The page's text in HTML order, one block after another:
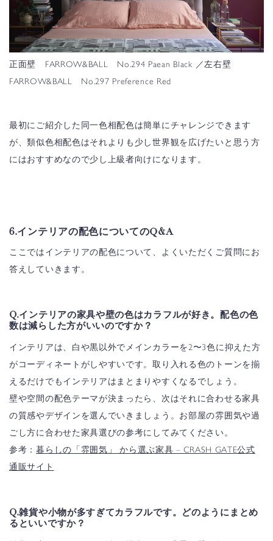
正面壁 FARROW&BALL No.294 Paean Black ／左右壁
FARROW&BALL No.297 Preference Red
最初にご紹介した同一色相配色は簡単にチャレンジできます
が、類似色相配色はそれよりも少し世界観を広げたいと思う方
にはおすすめなので少し上級者向けになります。
6.インテリアの配色についてのQ&A
ここではインテリアの配色について、よくいただくご質問にお
答えしていきます。
Q.インテリアの家具や壁の色はカラフルが好き。配色の色
数は減らした方がいいのですか？
インテリアは、白や黒以外でメインカラーを2〜3色に抑えた方
がコーディネートがしやすいです。取り入れる色のトーンを揃
えるだけでもインテリアはまとまりやすくなるでしょう。
壁や空間の配色テーマが決まったら、次はそれに合わせる家具
の質感やデザインを選んでいきましょう。お部屋の雰囲気や過
ごし方に合わせた家具選びの参考にしてみてください。
参考：暮らしの「雰囲気」 から選ぶ家具 – CRASH GATE公式
通販サイト
Q.雑貨や小物が多すぎてカラフルです。どのようにまとめ
るといいですか？